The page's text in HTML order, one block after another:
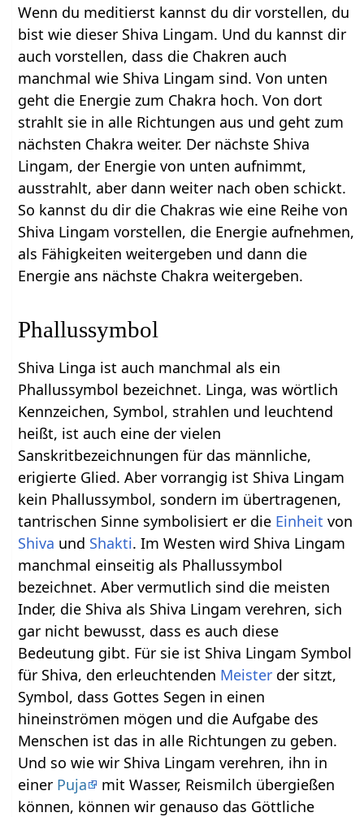
Wenn du meditierst kannst du dir vorstellen, du
bist wie dieser Shiva Lingam. Und du kannst dir
auch vorstellen, dass die Chakren auch
manchmal wie Shiva Lingam sind. Von unten
geht die Energie zum Chakra hoch. Von dort
strahlt sie in alle Richtungen aus und geht zum
nächsten Chakra weiter. Der nächste Shiva
Lingam, der Energie von unten aufnimmt,
ausstrahlt, aber dann weiter nach oben schickt.
So kannst du dir die Chakras wie eine Reihe von
Shiva Lingam vorstellen, die Energie aufnehmen,
als Fähigkeiten weitergeben und dann die
Energie ans nächste Chakra weitergeben.
Phallussymbol
Shiva Linga ist auch manchmal als ein
Phallussymbol bezeichnet. Linga, was wörtlich
Kennzeichen, Symbol, strahlen und leuchtend
heißt, ist auch eine der vielen
Sanskritbezeichnungen für das männliche,
erigierte Glied. Aber vorrangig ist Shiva Lingam
kein Phallussymbol, sondern im übertragenen,
tantrischen Sinne symbolisiert er die Einheit von
Shiva und Shakti. Im Westen wird Shiva Lingam
manchmal einseitig als Phallussymbol
bezeichnet. Aber vermutlich sind die meisten
Inder, die Shiva als Shiva Lingam verehren, sich
gar nicht bewusst, dass es auch diese
Bedeutung gibt. Für sie ist Shiva Lingam Symbol
für Shiva, den erleuchtenden Meister der sitzt,
Symbol, dass Gottes Segen in einen
hineinströmen mögen und die Aufgabe des
Menschen ist das in alle Richtungen zu geben.
Und so wie wir Shiva Lingam verehren, ihn in
einer Puja
mit Wasser, Reismilch übergießen
können, können wir genauso das Göttliche